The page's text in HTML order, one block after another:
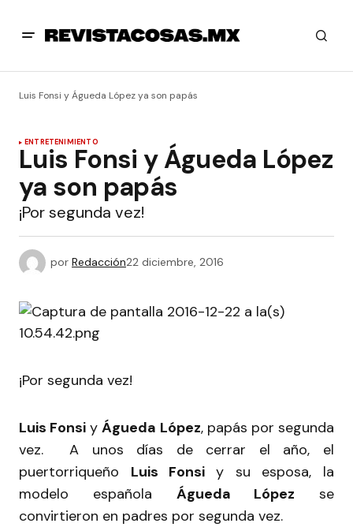
Luis Fonsi y Águeda López ya son papás
ENTRETENIMIENTO
Luis Fonsi y Águeda López
ya son papás
¡Por segunda vez!
por Redacción22 diciembre, 2016
¡Por segunda vez!
Luis Fonsi yÁgueda López, papás por segunda
vez. A unos días de cerrar el año, el
puertorriqueño Luis Fonsiy su esposa, la
modelo española Águeda López se
convirtieron en padres por segunda vez.